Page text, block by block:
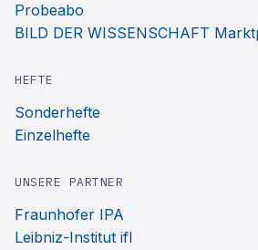
Probeabo
BILD DER WISSENSCHAFT
HEFTE
Sonderhefte
Einzelhefte
UNSERE PARTNER
Fraunhofer IPA
Leibniz-Institut ifl